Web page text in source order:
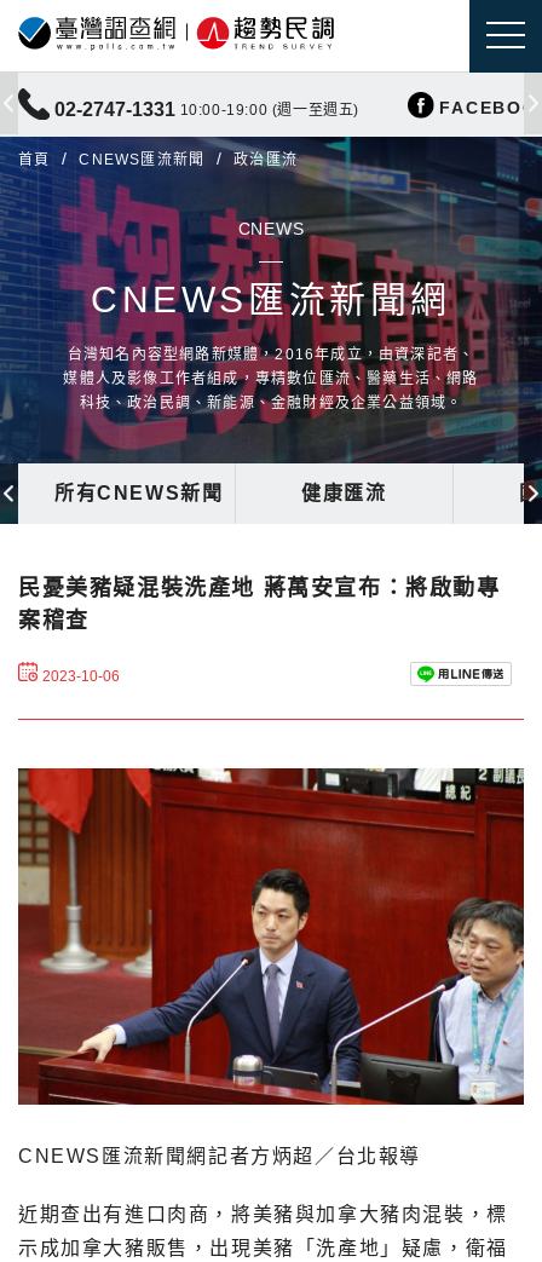
02-2747-1331 10:00-19:00 (週一至週五)
首頁 CNEWS匯流新聞 政治匯流
CNEWS
CNEWS匯流新聞網
台灣知名內容型網路新媒體，2016年成立，由資深記者、
媒體人及影像工作者組成，專精數位匯流、醫藥生活、網路
科技、政治民調、新能源、金融財經及企業公益領域。
所有CNEWS新聞 健康匯流
民憂美豬疑混裝洗產地 蔣萬安宣布：將啟動專
案稽查
2023-10-06
CNEWS匯流新聞網記者方炳超／台北報導
近期查出有進口肉商，將美豬與加拿大豬肉混裝，標
示成加拿大豬販售，出現美豬「洗產地」疑慮，衛福